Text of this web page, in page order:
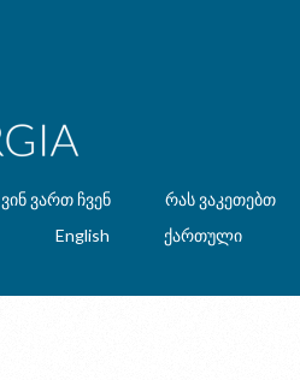
ვინ ვართ ჩვენ რას ვაკეთებთ
English
ქართული